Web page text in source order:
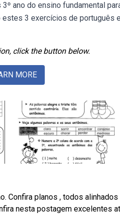
ano do ensino fundamental
3 exercícios de português
click the button below.
MORE
Confira planos , todos
nesta postagem excelentes